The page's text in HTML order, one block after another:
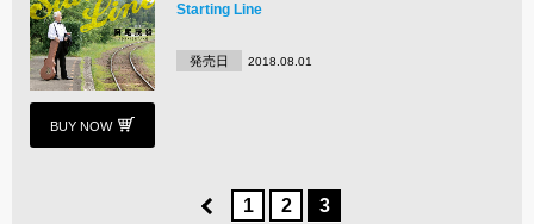
BUY NOW
Starting Line
発売日 2018.08.01
1 2 3